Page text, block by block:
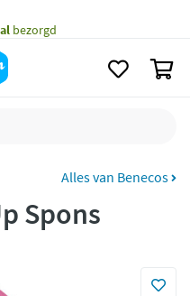
Klarna
Alles van Benecos
Spons